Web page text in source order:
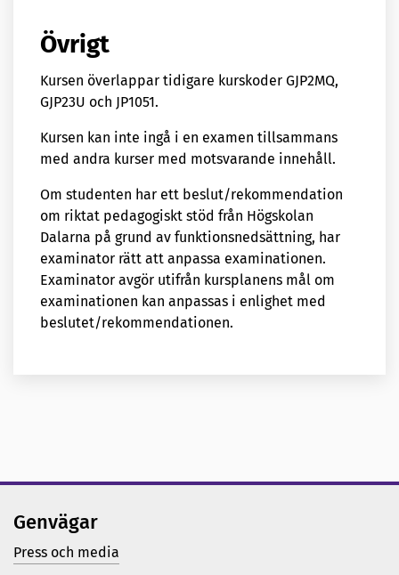
Övrigt
Kursen överlappar tidigare kurskoder GJP2MQ,
GJP23U och JP1051.
Kursen kan inte ingå i en examen tillsammans
med andra kurser med motsvarande innehåll.
Om studenten har ett beslut/rekommendation
om riktat pedagogiskt stöd från Högskolan
Dalarna på grund av funktionsnedsättning, har
examinator rätt att anpassa examinationen.
Examinator avgör utifrån kursplanens mål om
examinationen kan anpassas i enlighet med
beslutet/rekommendationen.
Genvägar
Press och media